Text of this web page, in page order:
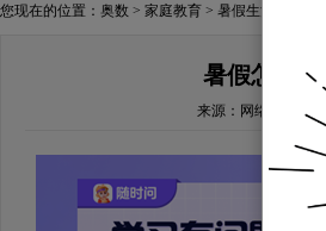
您现在的位置： 奥数 > 家庭教育 > 暑假生活
暑假怎么
来源： 网络资源 文